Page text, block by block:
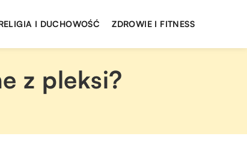
I DUCHOWOŚĆ ZDROWIE I FITNESS
z pleksi?